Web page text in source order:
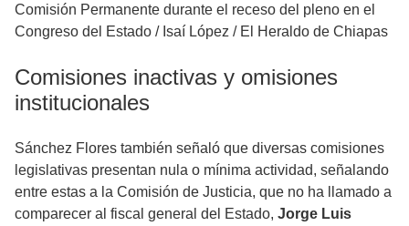
Comisión Permanente durante el receso del pleno en el
Congreso del Estado / Isaí López / El Heraldo de Chiapas
Comisiones inactivas y omisiones
institucionales
Sánchez Flores también señaló que diversas comisiones
legislativas presentan nula o mínima actividad, señalando
entre estas a la Comisión de Justicia, que no ha llamado a
comparecer al fiscal general del Estado, Jorge Luis